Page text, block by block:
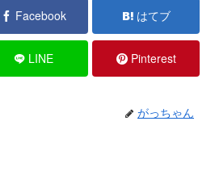
Facebook はてブ
LINE Pinterest
がっちゃん